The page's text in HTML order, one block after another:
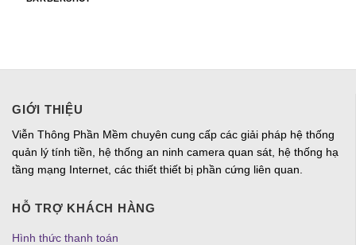
GIỚI THIỆU
Viễn Thông Phần Mềm chuyên cung cấp các giải pháp hệ thống
quản lý tính tiền, hệ thống an ninh camera quan sát, hệ thống hạ
tầng mạng Internet, các thiết thiết bị phần cứng liên quan.
HỖ TRỢ KHÁCH HÀNG
Hình thức thanh toán